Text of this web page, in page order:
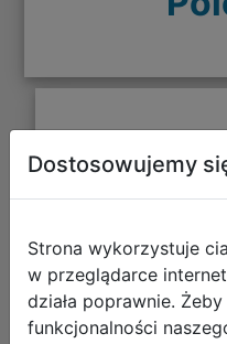
CoolPack
Plecak Prime
F159959 +
Dostosowujemy
Strona wykorzystuje
w przeglądarce
działa poprawnie.
funkcjonalności